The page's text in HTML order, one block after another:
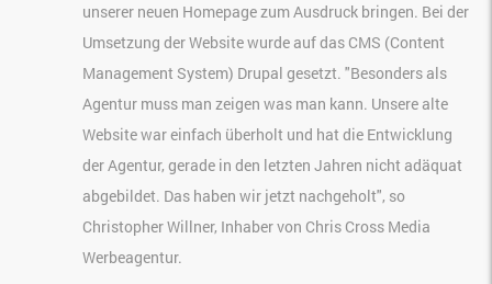
unserer neuen Homepage zum Ausdruck bringen. Bei der
Umsetzung der Website wurde auf das CMS (Content
Management System) Drupal gesetzt. "Besonders als
Agentur muss man zeigen was man kann. Unsere alte
Website war einfach überholt und hat die Entwicklung
der Agentur, gerade in den letzten Jahren nicht adäquat
abgebildet. Das haben wir jetzt nachgeholt", so
Christopher Willner, Inhaber von Chris Cross Media
Werbeagentur.